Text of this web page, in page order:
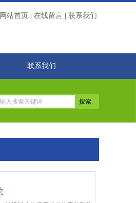
网站首页 在线留言 联系我们
联系我们